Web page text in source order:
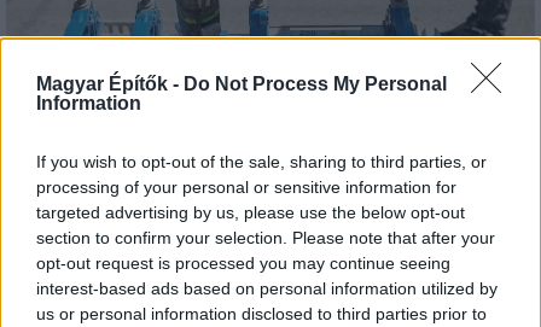
Magyar Építők - Do Not Process My Personal
Information
If you wish to opt-out of the sale, sharing to third parties, or
processing of your personal or sensitive information for
targeted advertising by us, please use the below opt-out
section to confirm your selection. Please note that after your
opt-out request is processed you may continue seeing
interest-based ads based on personal information utilized by
us or personal information disclosed to third parties prior to
Bicske Sárépszer Építőipari Kft. közműfejlesztés ivóvíz közmű-hálózat
Látlelet a hazai víziközművekről? Egyetlen, fél
évszázados vezetéken múlt Bicske vízellátása